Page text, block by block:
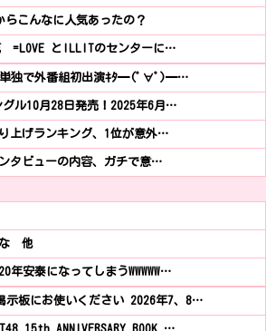
らこんなに人気あったの？
=LOVE とILLITのセンターに…
単独で外番組初出演ｷﾀ━(ﾟ∀ﾟ)━…
グル10月28日発売！2025年6月…
上げランキング、1位が意外…
タビューの内容、ガチで意…
な 他
年安泰になってしまうWWWWW…
示板にお使いください 2026年7、8…